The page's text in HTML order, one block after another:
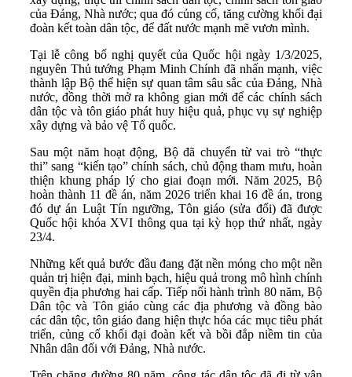
của Đảng, Nhà nước; qua đó củng cố, tăng cường khối đại
đoàn kết toàn dân tộc, để đất nước mạnh mẽ vươn mình.
Tại lễ công bố nghị quyết của Quốc hội ngày 1/3/2025,
nguyên Thủ tướng Phạm Minh Chính đã nhấn mạnh, việc
thành lập Bộ thể hiện sự quan tâm sâu sắc của Đảng, Nhà
nước, đồng thời mở ra không gian mới để các chính sách
dân tộc và tôn giáo phát huy hiệu quả, phục vụ sự nghiệp
xây dựng và bảo vệ Tổ quốc.
Sau một năm hoạt động, Bộ đã chuyển từ vai trò “thực
thi” sang “kiến tạo” chính sách, chủ động tham mưu, hoàn
thiện khung pháp lý cho giai đoạn mới. Năm 2025, Bộ
hoàn thành 11 đề án, năm 2026 triển khai 16 đề án, trong
đó dự án Luật Tín ngưỡng, Tôn giáo (sửa đổi) đã được
Quốc hội khóa XVI thông qua tại kỳ họp thứ nhất, ngày
23/4.
Những kết quả bước đầu đang đặt nền móng cho một nền
quản trị hiện đại, minh bạch, hiệu quả trong mô hình chính
quyền địa phương hai cấp. Tiếp nối hành trình 80 năm, Bộ
Dân tộc và Tôn giáo cùng các địa phương và đồng bào
các dân tộc, tôn giáo đang hiện thực hóa các mục tiêu phát
triển, củng cố khối đại đoàn kết và bồi đắp niềm tin của
Nhân dân đối với Đảng, Nhà nước.